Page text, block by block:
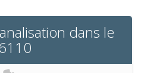
dans le